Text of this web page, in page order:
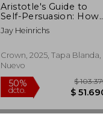
Aristotle's Guide to
Self-Persuasion: How
Ancient Rhetoric,
Taylor Swift, and Your
You Change Your Life
(en Inglés)
Jay Heinrichs
Crown, 2025, Tapa Blanda,
Nuevo